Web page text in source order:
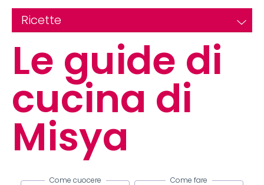
Ricette
Le guide di
cucina di
Misya
Come cuocere Come fare